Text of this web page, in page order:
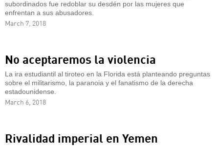
subordinados fue redoblar su desdén por las mujeres que
enfrentan a sus abusadores.
March 7, 2018
No aceptaremos la violencia
La ira estudiantil al tiroteo en la Florida está planteando preguntas
sobre el militarismo, la paranoia y el fanatismo de la derecha
estadounidense.
March 6, 2018
Rivalidad imperial en Yemen